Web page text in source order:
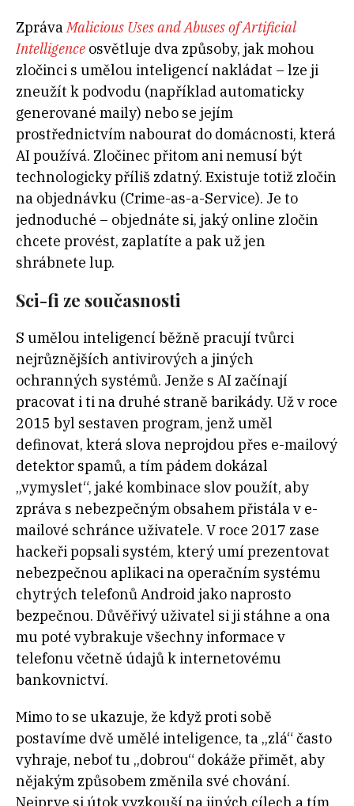
ZprávaMalicious Uses and Abuses of Artificial
Intelligence osvětluje dva způsoby, jak mohou
zločinci s umělou inteligencí nakládat – lze ji
zneužít k podvodu (například automaticky
generované maily) nebo se jejím
prostřednictvím nabourat do domácnosti, která
AI používá. Zločinec přitom ani nemusí být
technologicky příliš zdatný. Existuje totiž zločin
na objednávku (Crime-as-a-Service). Je to
jednoduché – objednáte si, jaký online zločin
chcete provést, zaplatíte a pak už jen
shrábnete lup.
Sci-fi ze současnosti
S umělou inteligencí běžně pracují tvůrci
nejrůznějších antivirových a jiných
ochranných systémů. Jenže s AI začínají
pracovat i ti na druhé straně barikády. Už v roce
2015 byl sestaven program, jenž uměl
definovat, která slova neprojdou přes e-mailový
detektor spamů, a tím pádem dokázal
„vymyslet“, jaké kombinace slov použít, aby
zpráva s nebezpečným obsahem přistála v e-
mailové schránce uživatele. V roce 2017 zase
hackeři popsali systém, který umí prezentovat
nebezpečnou aplikaci na operačním systému
chytrých telefonů Android jako naprosto
bezpečnou. Důvěřivý uživatel si ji stáhne a ona
mu poté vybrakuje všechny informace v
telefonu včetně údajů k internetovému
bankovnictví.
Mimo to se ukazuje, že když proti sobě
postavíme dvě umělé inteligence, ta „zlá“ často
vyhraje, neboť tu „dobrou“ dokáže přimět, aby
nějakým způsobem změnila své chování.
Nejprve si útok vyzkouší na jiných cílech a tím